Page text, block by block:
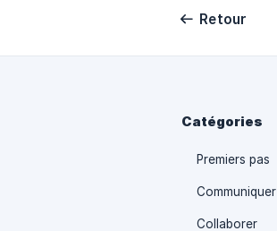
Retour
Catégories
Premiers pas
Communiquer
Collaborer